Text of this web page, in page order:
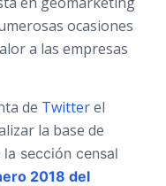
ocasiones
a las empresas
de Twitterel
la base de
la sección censal
2018 del